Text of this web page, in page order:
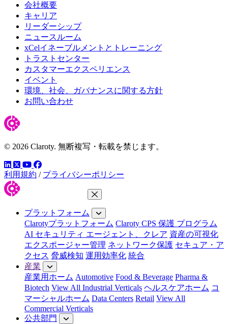
会社概要
キャリア
リーダーシップ
ニュースルーム
xCelイネーブルメントとトレーニング
トラストセンター
カスタマーエクスペリエンス
イベント
環境、社会、ガバナンスに関する方針
お問い合わせ
© 2026 Claroty. 無断複写・転載を禁じます。
LinkedIn
ツイッター
YouTube
Facebook
利用規約 / プライバシーポリシー
メニューを閉じる
プラットフォーム
Clarotyプラットフォーム Claroty CPS 保護 プログラム
AI セキュリティ エージェント、クレア 資産の可視化
エクスポージャー管理 ネットワーク保護 セキュア・ア
クセス 脅威検知 運用効率化 統合
産業
産業用ホーム Automotive Food & Beverage Pharma &
Biotech View All Industrial Verticals ヘルスケアホーム コ
マーシャルホーム Data Centers Retail View All
Commercial Verticals
公共部門